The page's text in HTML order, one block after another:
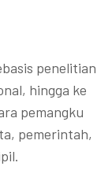
penelitian
hingga ke
pemangku
pemerintah,